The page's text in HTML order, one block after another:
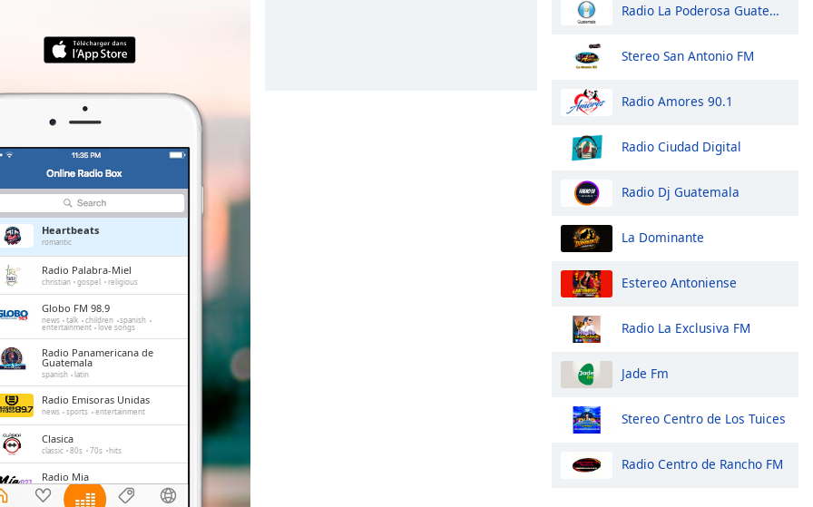
Heartbeats
romantic
Radio Palabra-Miel
christian gospel religious
Globo FM 98.9
news talk children spanish
entertainment love songs
Radio Panamericana de
Guatemala
spanish latin
Radio Emisoras Unidas
news sports entertainment
Clasica
classic 80s 70s hits
Radio Mia
pop spanish latin romantic
Radio La Poderosa Guatemala
Stereo San Antonio FM
Radio Amores 90.1
Radio Ciudad Digital
Radio Dj Guatemala
La Dominante
Estereo Antoniense
Radio La Exclusiva FM
Jade Fm
Stereo Centro de Los Tuices
Radio Centro de Rancho FM